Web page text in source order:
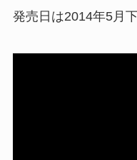
発売日は2014年5月